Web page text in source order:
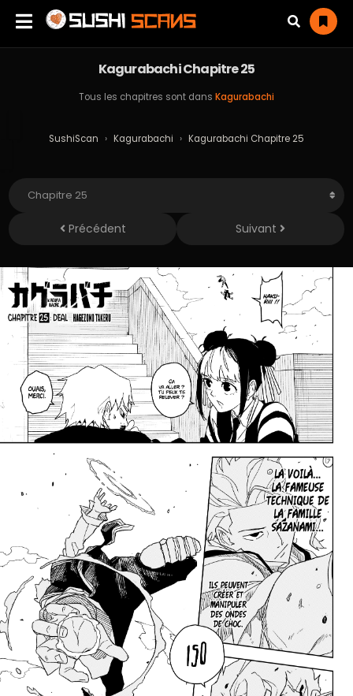
Kagurabachi Chapitre 25
Tous les chapitres sont dans Kagurabachi
SushiScan › Kagurabachi › Kagurabachi Chapitre 25
Précédent Suivant